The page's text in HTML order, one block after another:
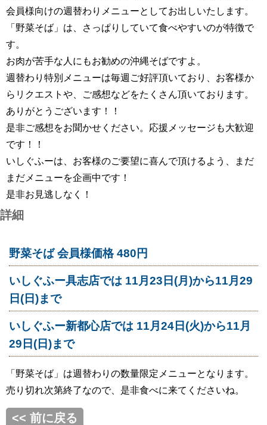
会員様向けの週替わりメニューとしてお出しいたします。
「野菜そば」は、さっぱりしていて食べやすいのが特徴で
す。
お肉が苦手な人にもお勧めの沖縄そばですよ。
週替わり特別メニューは毎週ご好評頂いており、お客様か
らリクエストや、ご感想などをたくさん頂いております。
ありがとうございます！！
是非ご感想をお聞かせください。応援メッセージも大歓迎
です！！
いしぐふーは、お客様のご要望に喜んで頂けるよう、まだ
まだメニューを企画中です！
是非お見逃しなく！
詳細
野菜そば 会員様価格 480円
いしぐふー具志店では 11月23日(月)から11月29
日(日)まで
いしぐふー新都心店では 11月24日(火)から11月
29日(日)まで
「野菜そば」は週替わりの数量限定メニューとなります。
売り切れ次第終了なので、是非食べに来てくださいね。
<< 前に戻る